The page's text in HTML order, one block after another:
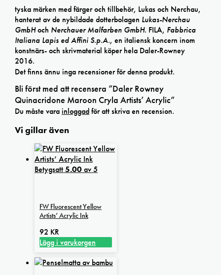
tyska märken med färger och tillbehör, Lukas och Nerchau,
hanterat av de nybildade dotterbolagen Lukas-Nerchau
GmbHoch Nerchauer Malfarben GmbH. FILA, Fabbrica
Italiana Lapis ed Affini S.p.A., en italiensk koncern inom
konstnärs- och skrivmaterial köper hela Daler-Rowney
2016.
Det finns ännu inga recensioner för denna produkt.
Bli först med att recensera ”Daler Rowney
Quinacridone Maroon Cryla Artists’ Acrylic”
Du måste varainloggadför att skriva en recension.
Vi gillar även
Betygsatt5.00av 5
FW Fluorescent Yellow
Artists’ Acrylic Ink
92 KR
Lägg i varukorgen